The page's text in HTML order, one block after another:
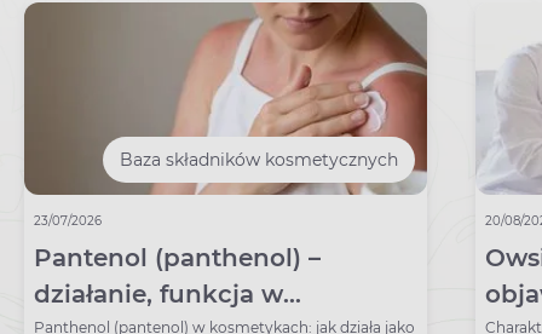
Baza składników kosmetycznych
23/07/2026
Pantenol (panthenol) –
działanie, funkcja w
Panthenol (pantenol) w kosmetykach: jak działa jako
20/08/